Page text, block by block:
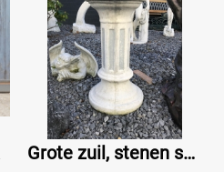
Grote zuil, stenen sokkel met een klassieke uitstraling, voor binnen en buiten